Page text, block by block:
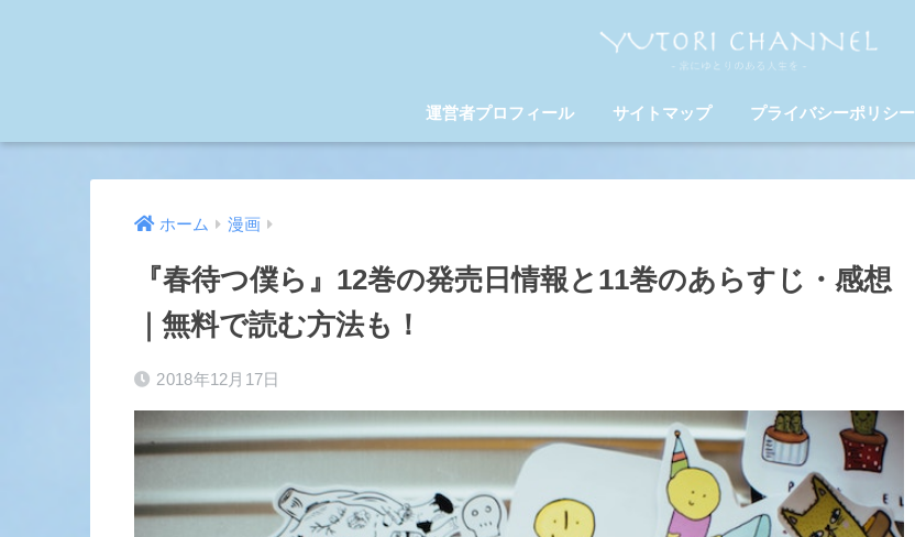
運営者プロフィール サイトマップ プライバシーポリシー
ホーム 漫画
『春待つ僕ら』12巻の発売日情報と11巻のあらすじ・感想
｜無料で読む方法も！
2018年12月17日